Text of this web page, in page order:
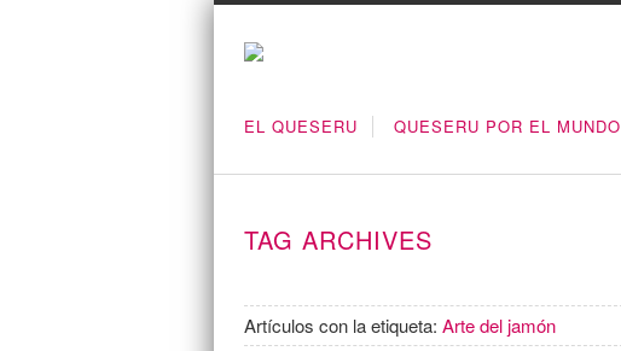
EL QUESERU QUESERU POR EL MUNDO
TAG ARCHIVES
Artículos con la etiqueta: Arte del jamón